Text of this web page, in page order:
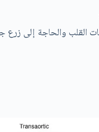
القلب والحاجة إلى زرع